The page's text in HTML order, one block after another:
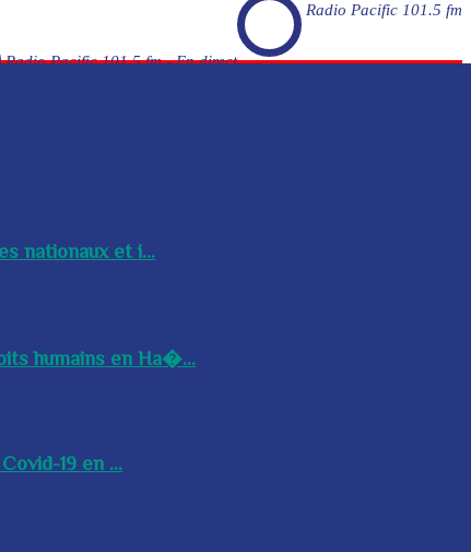
Radio Pacific 101.5 fm
Radio Pacific 101.5 fm - En direct
nationaux et i...
humains en Ha�...
19 en ...